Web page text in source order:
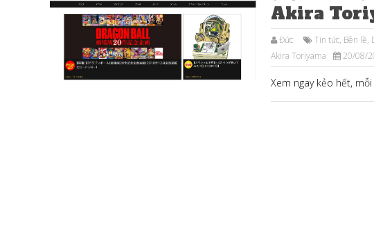
Akira
Đức Tin tức, Bên lề,
Akira Toriyama
20/08/
Xem ngay kẻo hết,